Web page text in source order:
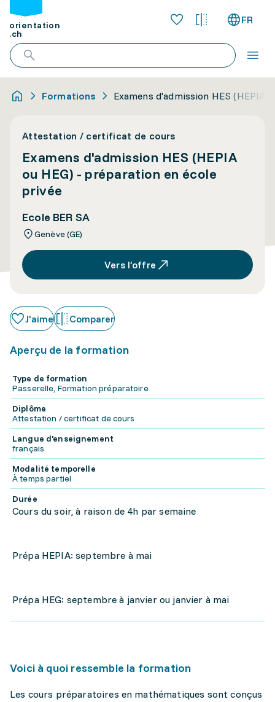
orientation
.ch
FR
Formations Examens d'admission HES (HEPIA
Attestation / certificat de cours
Examens d'admission HES (HEPIA
ou HEG) - préparation en école
privée
Ecole BER SA
Genève (GE)
Vers l’offre
J'aime Comparer
Aperçu de la formation
Type de formation
Passerelle, Formation préparatoire
Diplôme
Attestation / certificat de cours
Langue d'enseignement
français
Modalité temporelle
À temps partiel
Durée
Cours du soir, à raison de 4h par semaine
Prépa HEPIA: septembre à mai
Prépa HEG: septembre à janvier ou janvier à mai
Voici à quoi ressemble la formation
Les cours préparatoires en mathématiques sont conçus